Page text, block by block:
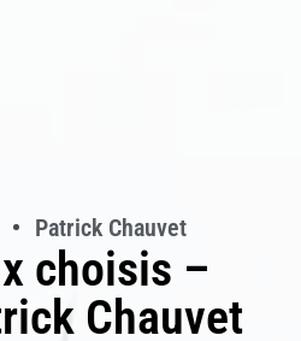
Patrick Chauvet
choisis –
Chauvet